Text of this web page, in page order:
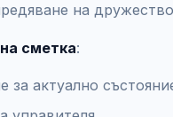
на
сметка:
за актуално